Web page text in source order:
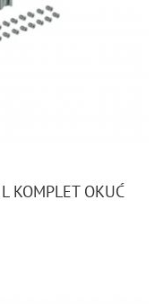
KOMPLET OKUĆ